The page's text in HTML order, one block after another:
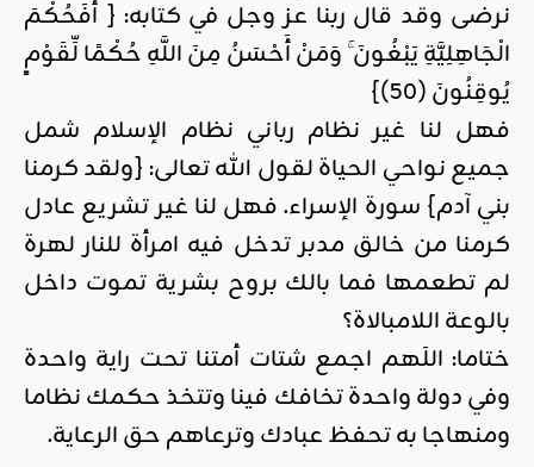
نرضى وقد قال ربنا عز وجل في كتابه: { أَفَحُكْمَ
الْجَاهِلِيَّةِ يَبْغُونَ ۚ وَمَنْ أَحْسَنُ مِنَ اللَّهِ حُكْمًا لِّقَوْمٍ
يُوقِنُونَ (50)}
فهل لنا غير نظام رباني نظام الإسلام شمل
جميع نواحي الحياة لقول الله تعالى: {ولقد كرمنا
بني آدم} سورة الإسراء. فهل لنا غير تشريع عادل
كرمنا من خالق مدبر تدخل فيه امرأة للنار لهرة
لم تطعمها فما بالك بروح بشرية تموت داخل
بالوعة اللامبالاة؟
ختاما: اللَهم اجمع شتات أمتنا تحت راية واحدة
وفي دولة واحدة تخافك فينا وتتخذ حكمك نظاما
ومنهاجا به تحفظ عبادك وترعاهم حق الرعاية.